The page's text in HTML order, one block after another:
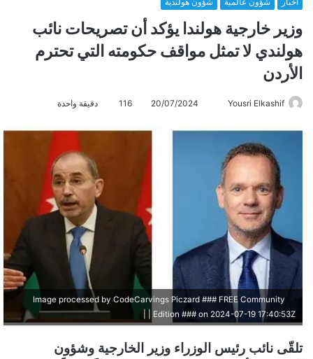
وزير خارجية هولندا يؤكد أن تصريحات نائب
هولندي لا تمثل مواقف حكومته التي تحترم
الأردن
Yousri Elkashif
ر
ا
ك
ت
ر
ن
20/07/2024
116 دقيقة واحدة
Image processed by CodeCarvings Piczard ### FREE Community
Edition ### on 2024-07-19 17:40:53Z | |
تلقّى نائب رئيس الوزراء وزير الخارجية وشؤون